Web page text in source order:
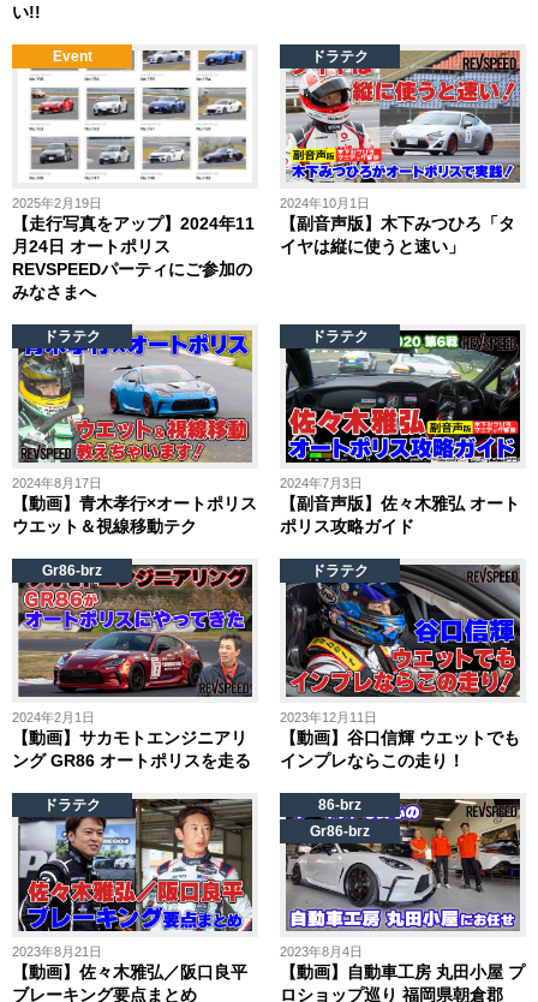
い!!
2025年2月19日
【走行写真をアップ】2024年11
月24日 オートポリス
REVSPEEDパーティにご参加の
みなさまへ
Event
2024年10月1日
【副音声版】木下みつひろ「タ
イヤは縦に使うと速い」
ドラテク
2024年8月17日
【動画】青木孝行×オートポリス
ウエット＆視線移動テク
ドラテク
2024年7月3日
【副音声版】佐々木雅弘 オート
ポリス攻略ガイド
ドラテク
2024年2月1日
【動画】サカモトエンジニアリ
ング GR86 オートポリスを走る
Gr86-brz
2023年12月11日
【動画】谷口信輝 ウエットでも
インプレならこの走り！
ドラテク
2023年8月21日
【動画】佐々木雅弘／阪口良平
ブレーキング要点まとめ
ドラテク
2023年8月4日
【動画】自動車工房 丸田小屋 プ
ロショップ巡り 福岡県朝倉郡
86-brz
Gr86-brz